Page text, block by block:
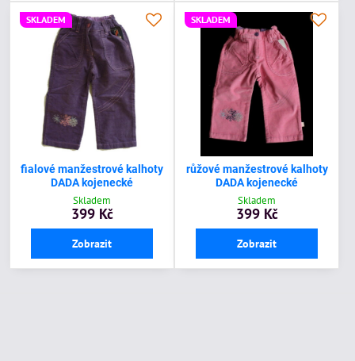
SKLADEM
fialové manžestrové kalhoty
DADA kojenecké
Skladem
399 Kč
Zobrazit
SKLADEM
růžové manžestrové kalhoty
DADA kojenecké
Skladem
399 Kč
Zobrazit